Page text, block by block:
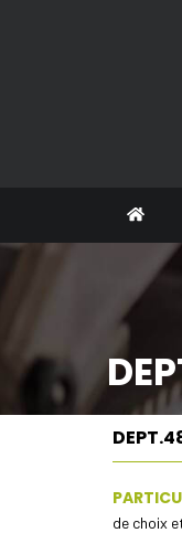
de choix